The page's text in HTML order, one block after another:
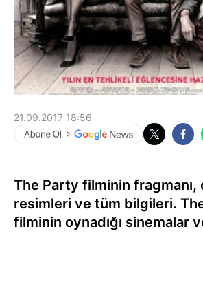
21.09.2017 18:56
The Party filminin fragmanı,
resimleri ve tüm bilgileri.
filminin oynadığı sinemalar